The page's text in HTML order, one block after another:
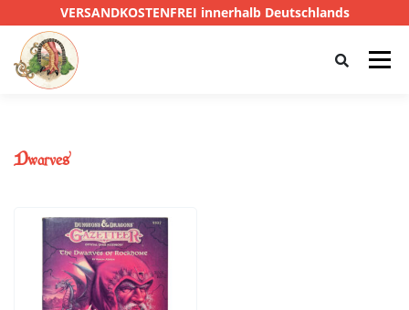
VERSANDKOSTENFREI innerhalb Deutschlands
Menü
SONSTIGE
Dwarves